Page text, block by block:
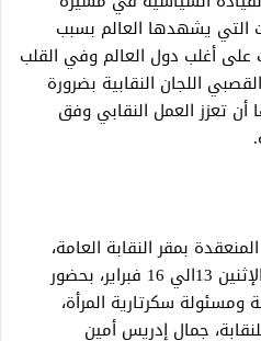
التي يشهدها العالم بسبب
على أغلب دول العالم وفي القلب
اللجان النقابية بضرورة
تعزز العمل النقابي وفق
بمقر النقابة العامة،
والتي انطلقت في الفترة بين الإثنين 13الي 16 فبراير، بحضور
سكرتارية المرأة،
جمال إدريس أمين